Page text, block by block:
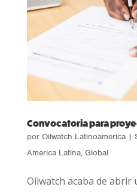
Convocatoria para
por Oilwatch Latinoamerica|
America Latina, Global
Oilwatch acaba de abrir